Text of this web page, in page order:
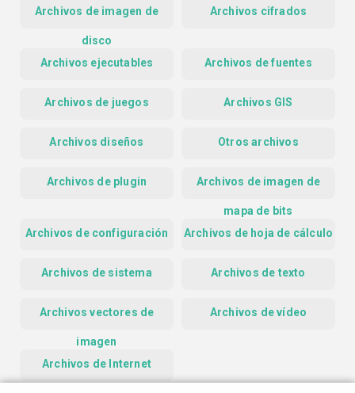
Archivos de imagen de
disco
Archivos cifrados
Archivos ejecutables Archivos de fuentes
Archivos de juegos Archivos GIS
Archivos diseños Otros archivos
Archivos de plugin Archivos de imagen de
mapa de bits
Archivos de configuración
Archivos de hoja de cálculo
Archivos de sistema Archivos de texto
Archivos vectores de
imagen
Archivos de vídeo
Archivos de Internet